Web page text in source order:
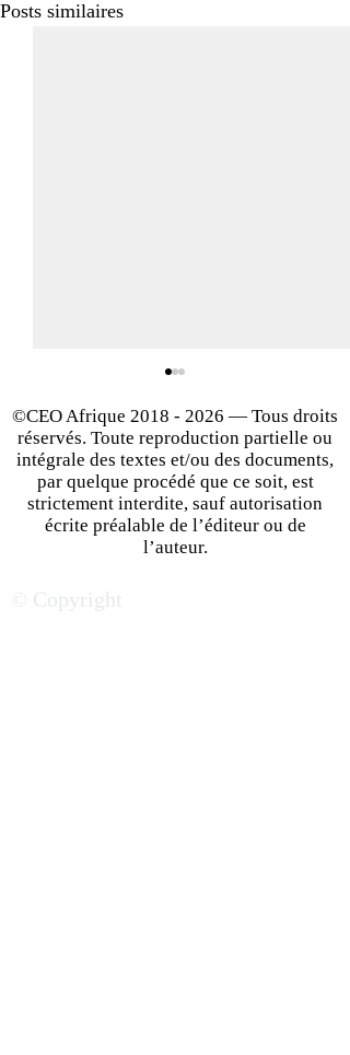
Posts similaires
Start-up : réussir son oral
©CEO Afrique 2018 - 2026 — Tous droits
réservés. Toute reproduction partielle ou
intégrale des textes et/ou des documents,
par quelque procédé que ce soit, est
strictement interdite, sauf autorisation
écrite préalable de l’éditeur ou de
l’auteur.
© Copyright